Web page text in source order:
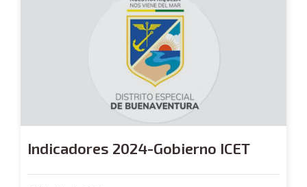
Indicadores 2024-Gobierno ICET